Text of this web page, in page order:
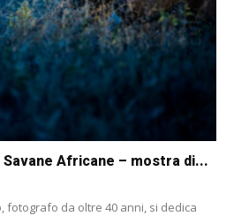
Savane Africane – mostra di...
fotografo da oltre 40 anni, si dedica